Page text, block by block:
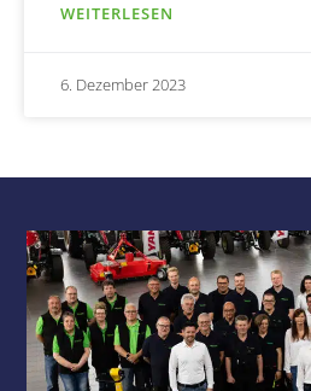
WEITERLESEN
6. Dezember 2023